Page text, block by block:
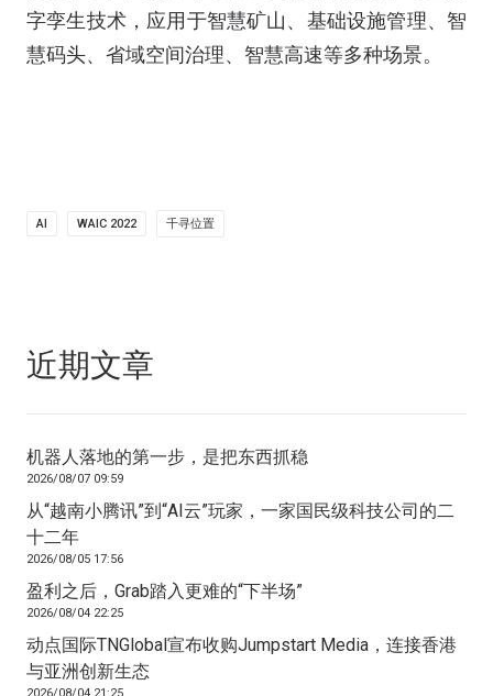
字孪生技术，应用于智慧矿山、基础设施管理、智
慧码头、省域空间治理、智慧高速等多种场景。
AI WAIC 2022 千寻位置
近期文章
机器人落地的第一步，是把东西抓稳
2026/08/07 09:59
从“越南小腾讯”到“AI云”玩家，一家国民级科技公司的二
十二年
2026/08/05 17:56
盈利之后，Grab踏入更难的“下半场”
2026/08/04 22:25
动点国际TNGlobal宣布收购Jumpstart Media，连接香港
与亚洲创新生态